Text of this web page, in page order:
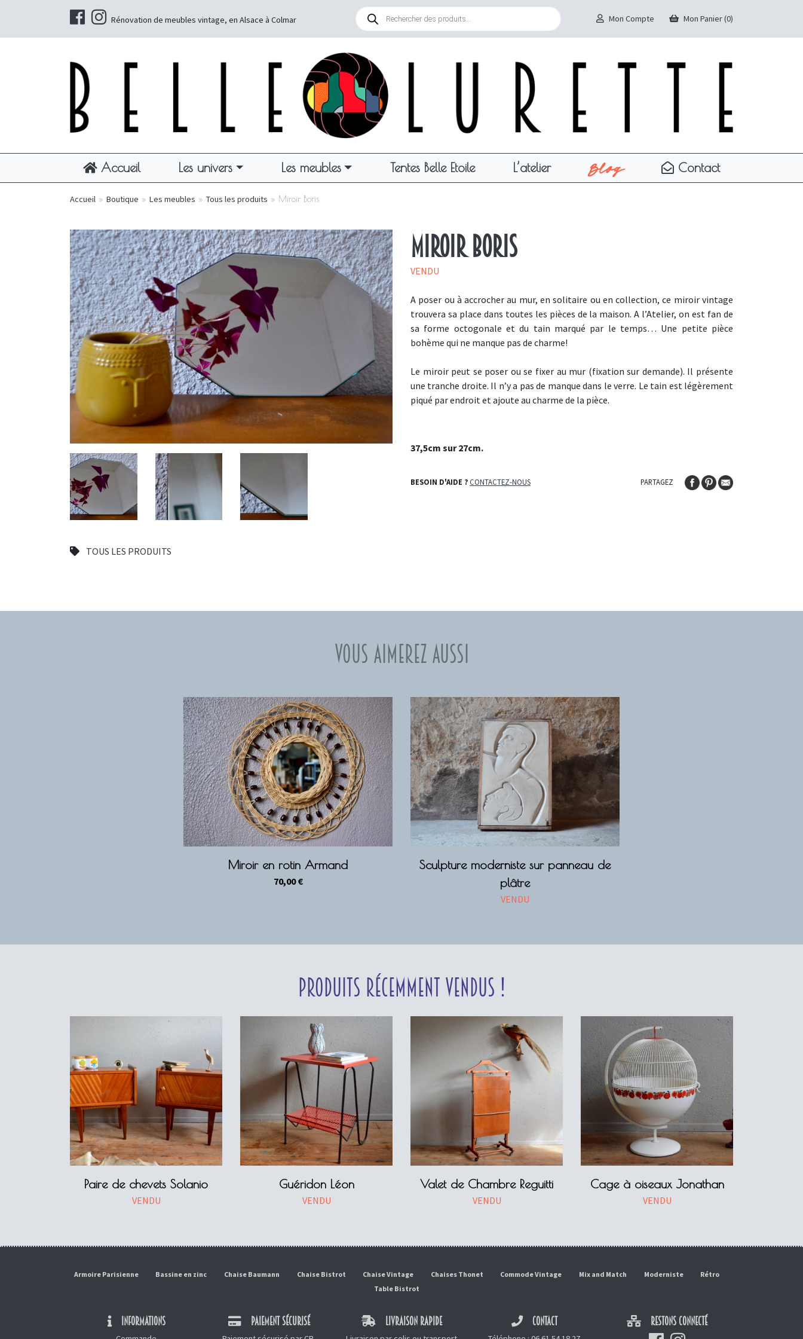
Rénovation de meubles vintage, en Alsace à Colmar
Recherche
produits
Mon Compte Mon Panier (0)
Accueil Les univers Les meubles Tentes Belle Etoile L’atelier Blog Contact
Accueil » Boutique » Les meubles » Tous les produits » Miroir Boris
TOUS LES PRODUITS
Miroir Boris
VENDU
A poser ou à accrocher au mur, en solitaire ou en collection, ce miroir vintage
trouvera sa place dans toutes les pièces de la maison. A l’Atelier, on est fan de
sa forme octogonale et du tain marqué par le temps… Une petite pièce
bohème qui ne manque pas de charme!
Le miroir peut se poser ou se fixer au mur (fixation sur demande). Il présente
une tranche droite. Il n’y a pas de manque dans le verre. Le tain est légèrement
piqué par endroit et ajoute au charme de la pièce.
37,5cm sur 27cm.
BESOIN D'AIDE ?CONTACTEZ-NOUS PARTAGEZ
Vous aimerez aussi
Miroir en rotin Armand
70,00€
Sculpture moderniste sur panneau de
plâtre
VENDU
Produits récemment vendus !
Paire de chevets Solanio
VENDU
Guéridon Léon
VENDU
Valet de Chambre Reguitti
VENDU
Cage à oiseaux Jonathan
VENDU
Armoire Parisienne Bassine en zinc Chaise Baumann Chaise Bistrot Chaise Vintage Chaises Thonet Commode Vintage Mix and Match Moderniste
Rétro
Table Bistrot
INFORMATIONS PAIEMENT SÉCURISÉ LIVRAISON RAPIDE CONTACT RESTONS CONNECTÉ